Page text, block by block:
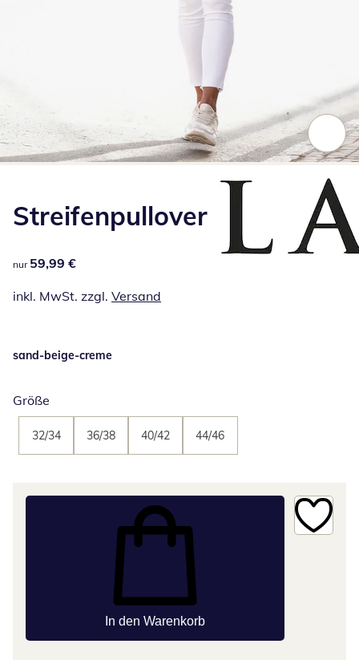
Streifenpullover
59,99 €
nur 59,99 €
inkl. MwSt. zzgl. Versand
sand-beige-creme
Größe
32/34 36/38 40/42 44/46
In den Warenkorb